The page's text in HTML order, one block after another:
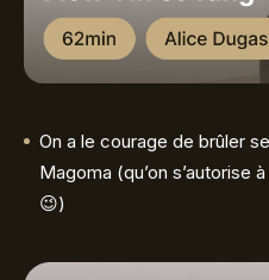
On a le courage de brûler
Magoma (qu’on s’autorise
😉)